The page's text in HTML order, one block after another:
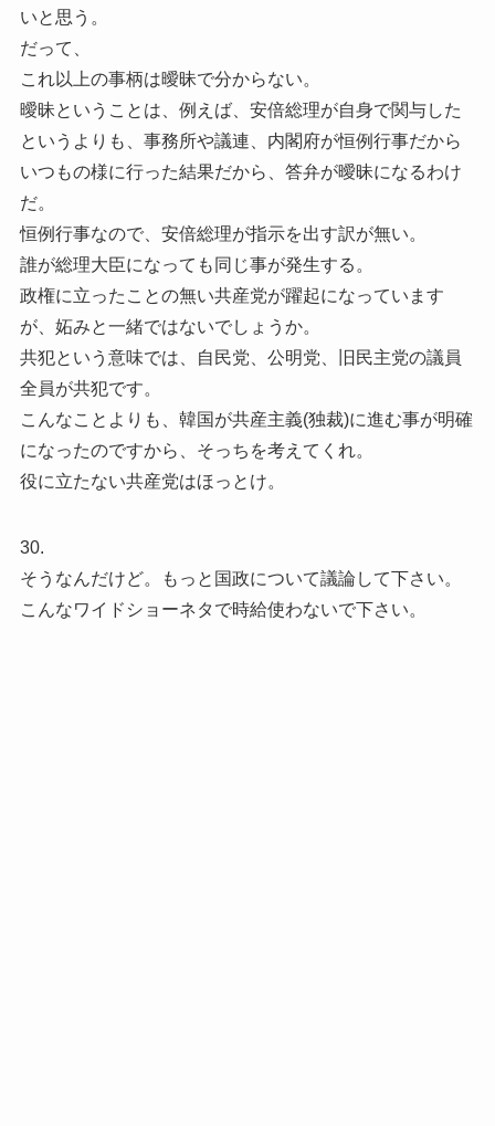
いと思う。
だって、
これ以上の事柄は曖昧で分からない。
曖昧ということは、例えば、安倍総理が自身で関与した
というよりも、事務所や議連、内閣府が恒例行事だから
いつもの様に行った結果だから、答弁が曖昧になるわけ
だ。
恒例行事なので、安倍総理が指示を出す訳が無い。
誰が総理大臣になっても同じ事が発生する。
政権に立ったことの無い共産党が躍起になっています
が、妬みと一緒ではないでしょうか。
共犯という意味では、自民党、公明党、旧民主党の議員
全員が共犯です。
こんなことよりも、韓国が共産主義(独裁)に進む事が明確
になったのですから、そっちを考えてくれ。
役に立たない共産党はほっとけ。
30.
そうなんだけど。もっと国政について議論して下さい。
こんなワイドショーネタで時給使わないで下さい。